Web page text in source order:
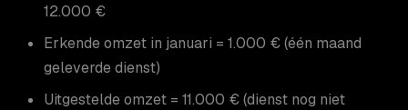
12.000 €
Erkende omzet in januari = 1.000 € (één maand
geleverde dienst)
Uitgestelde omzet = 11.000 € (dienst nog niet